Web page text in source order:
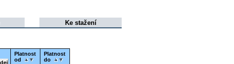
Ke stažení
Platnost
od
Platnost
do